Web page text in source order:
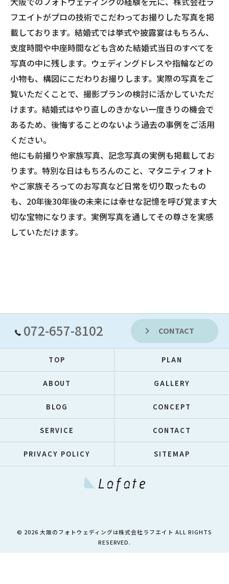
フエイトがプロの技術でこだわってお撮りした写真を掲
載しております。結婚式では挙式や披露宴はもちろん、
支度時間や中座時間なども含めた結婚式当日のすべてを
写真の中に残します。ウェディングドレスや指輪などの
小物も、構図にこだわりお撮りします。実際の写真をご
覧いただくことで、撮影プランの検討に活かしていただ
けます。結婚式はやり直しのきかない一度きりの機会で
あるため、後悔することのないよう過去の事例をご活用
ください。
他にも前撮りや家族写真、記念写真の実例も掲載してお
ります。特別な日はもちろんのこと、マタニティフォト
やご家族そろってのお写真など日常を切り取ったもの
も、20年後30年後の未来には幸せな記憶を呼び覚ます大
切な宝物になります。実例写真を通してその尊さを実感
していただけます。
072-657-8102 CONTACT
TOP PLAN
ABOUT GALLERY
BLOG CONCEPT
SERVICE CONTACT
PRIVACY POLICY SITEMAP
© 2026 大阪のフォトウェディングは株式会社ラフエイト ALL RIGHTS
RESERVED.